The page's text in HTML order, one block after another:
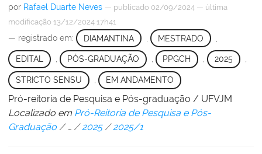
por Rafael Duarte Neves — publicado 02/09/2024 — última
modificação 13/12/2024 17h41
— registrado em: DIAMANTINA MESTRADO
EDITAL , PÓS-GRADUAÇÃO , PPGCH , 2025 ,
STRICTO SENSU EM ANDAMENTO
Pró-reitoria de Pesquisa e Pós-graduação / UFVJM
Localizado em Pró-Reitoria de Pesquisa e Pós-
Graduação /… /2025 /2025/1